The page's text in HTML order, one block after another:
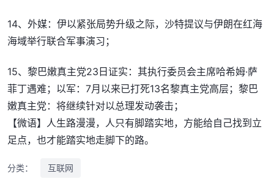
14、外媒：伊以紧张局势升级之际，沙特提议与伊朗在红海
海域举行联合军事演习；
15、黎巴嫩真主党23日证实：其执行委员会主席哈希姆·萨
菲丁遇难；以军：7月以来已打死13名黎真主党高层；黎巴
嫩真主党：将继续针对以总理发动袭击；
【微语】人生路漫漫，人只有脚踏实地，方能给自己找到立
足点，也才能踏实地走脚下的路。
分类： 互联网